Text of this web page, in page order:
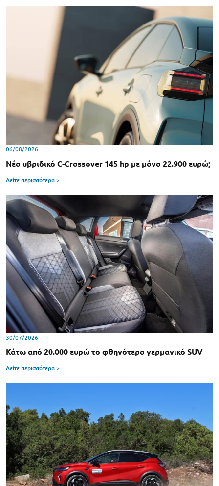
06/08/2026
Νέο υβριδικό C-Crossover 145 hp με μόνο 22.900 ευρώ;
Δείτε περισσότερα >
30/07/2026
Κάτω από 20.000 ευρώ το φθηνότερο γερμανικό SUV
Δείτε περισσότερα >